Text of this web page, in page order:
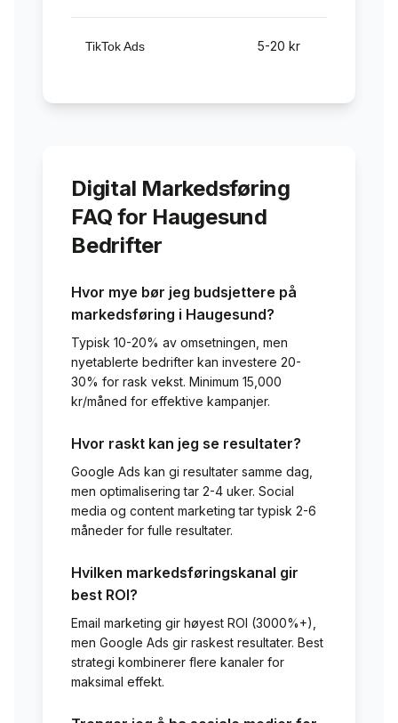
TikTok Ads 5-20 kr
Digital Markedsføring
FAQ for Haugesund
Bedrifter
Hvor mye bør jeg budsjettere på
markedsføring i Haugesund?
Typisk 10-20% av omsetningen, men
nyetablerte bedrifter kan investere 20-
30% for rask vekst. Minimum 15,000
kr/måned for effektive kampanjer.
Hvor raskt kan jeg se resultater?
Google Ads kan gi resultater samme dag,
men optimalisering tar 2-4 uker. Social
media og content marketing tar typisk 2-6
måneder for fulle resultater.
Hvilken markedsføringskanal gir
best ROI?
Email marketing gir høyest ROI (3000%+),
men Google Ads gir raskest resultater. Best
strategi kombinerer flere kanaler for
maksimal effekt.